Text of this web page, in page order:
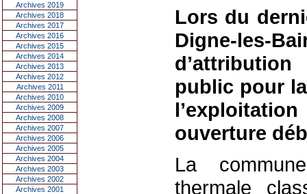
Archives 2019
Archives 2018
Archives 2017
Archives 2016
Archives 2015
Archives 2014
Archives 2013
Archives 2012
Archives 2011
Archives 2010
Archives 2009
Archives 2008
Archives 2007
Archives 2006
Archives 2005
Archives 2004
Archives 2003
Archives 2002
Archives 2001
Lors du
Digne-les-
public pour
ouverture
La
thermale